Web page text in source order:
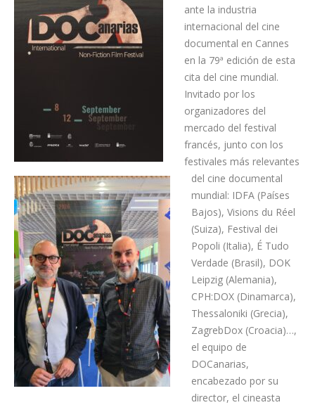
ante la industria
internacional del cine
documental en Cannes
en la 79ª edición de esta
cita del cine mundial.
Invitado por los
organizadores del
mercado del festival
francés, junto con los
festivales más relevantes
del cine documental
mundial: IDFA (Países
Bajos), Visions du Réel
(Suiza), Festival dei
Popoli (Italia), É Tudo
Verdade (Brasil), DOK
Leipzig (Alemania),
CPH:DOX (Dinamarca),
Thessaloniki (Grecia),
ZagrebDox (Croacia)…,
el equipo de
DOCanarias,
encabezado por su
director, el cineasta